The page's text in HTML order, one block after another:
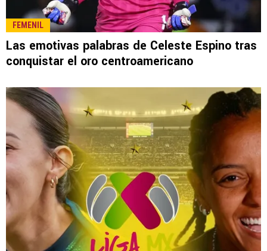
LEE TAMBIÉN